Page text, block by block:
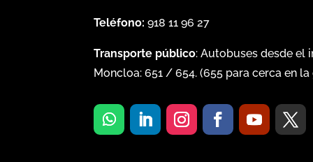
Teléfono: 918 11 96 27
Transporte público: Autobuses desde el
Moncloa:651 /654. (655 para cerca en la